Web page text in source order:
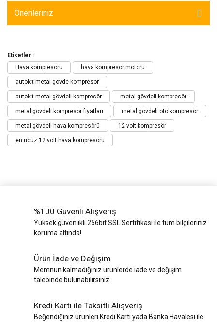
Önerileriniz
Etiketler :
Hava kompresörü
hava kompresör motoru
autokit metal gövde kompresor
autokit metal gövdeli kompresör metal gövdeli kompresör
metal gövdeli kompresör fiyatları metal gövdeli oto kompresör
metal gövdeli hava kompresörü 12 volt kompresör
en ucuz 12 volt hava kompresörü
%100 Güvenli Alışveriş
Yüksek güvenlikli 256bit SSL Sertifikası ile tüm bilgileriniz
koruma altında!
Ürün İade ve Değişim
Memnun kalmadığınız ürünlerde iade ve değişim
talebinde bulunabilirsiniz.
Kredi Kartı ile Taksitli Alışveriş
Beğendiğiniz ürünleri Kredi Kartı yada Banka Havalesi ile